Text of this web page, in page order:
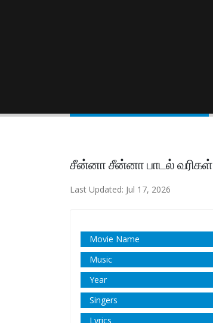
சீன்னா சீன்னா பாடல் வரிகள்
Last Updated: Jul 17, 2026
Movie Name
Music
Year
Singers
Lyrics